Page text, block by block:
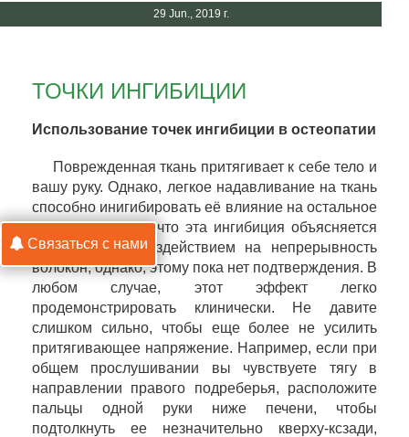
29 Jun., 2019 г.
ТОЧКИ ИНГИБИЦИИ
Использование точек ингибиции в остеопатии
Поврежденная ткань притягивает к себе тело и
вашу руку. Однако, легкое надавливание на ткань
способно инигибировать её влияние на остальное
тело. Я полагаю, что эта ингибиция объясняется
механическим воздействием на непрерывность
волокон, однако, этому пока нет подтверждения. В
любом случае, этот эффект легко
продемонстрировать клинически. Не давите
слишком сильно, чтобы еще более не усилить
притягивающее напряжение. Например, если при
общем прослушивании вы чувствуете тягу в
направлении правого подреберья, расположите
пальцы одной руки ниже печени, чтобы
подтолкнуть ее незначительно кверху-ксзади,
Связаться с нами